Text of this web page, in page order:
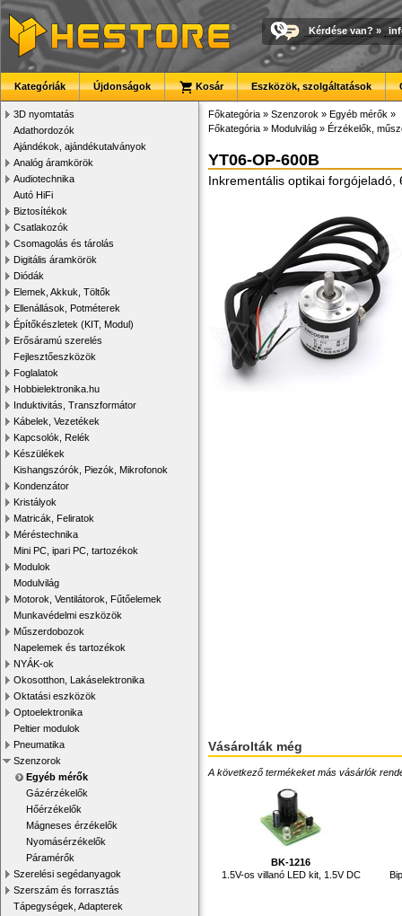
Kérdése van? »
Kategóriák Újdonságok Kosár Eszközök, szolgáltatások
3D nyomtatás
Adathordozók
Ajándékok, ajándékutalványok
Analóg áramkörök
Audiotechnika
Autó HiFi
Biztosítékok
Csatlakozók
Csomagolás és tárolás
Digitális áramkörök
Diódák
Elemek, Akkuk, Töltők
Ellenállások, Potméterek
Építőkészletek (KIT, Modul)
Erősáramú szerelés
Fejlesztőeszközök
Foglalatok
Hobbielektronika.hu
Induktivitás, Transzformátor
Kábelek, Vezetékek
Kapcsolók, Relék
Készülékek
Kishangszórók, Piezók, Mikrofonok
Kondenzátor
Kristályok
Matricák, Feliratok
Méréstechnika
Mini PC, ipari PC, tartozékok
Modulok
Modulvilág
Motorok, Ventilátorok, Fűtőelemek
Munkavédelmi eszközök
Műszerdobozok
Napelemek és tartozékok
NYÁK-ok
Okosotthon, Lakáselektronika
Oktatási eszközök
Optoelektronika
Peltier modulok
Pneumatika
Szenzorok
Egyéb mérők
Gázérzékelők
Hőérzékelők
Mágneses érzékelők
Nyomásérzékelők
Páramérők
Szerelési segédanyagok
Szerszám és forrasztás
Tápegységek, Adapterek
Főkategória » Szenzorok » Egyéb mérők »
Főkategória » Modulvilág » Érzékelők,
YT06-OP-600B
Inkrementális optikai forgójeladó,
Vásárolták még
A következő termékeket más vásárlók
BK-1216
1.5V-os villanó LED kit, 1.5V DC